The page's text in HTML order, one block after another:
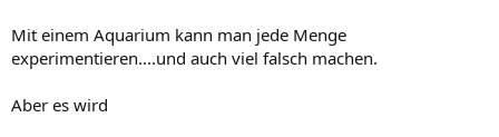
Mit einem Aquarium kann man jede Menge
experimentieren....und auch viel falsch machen.
Aber es wird